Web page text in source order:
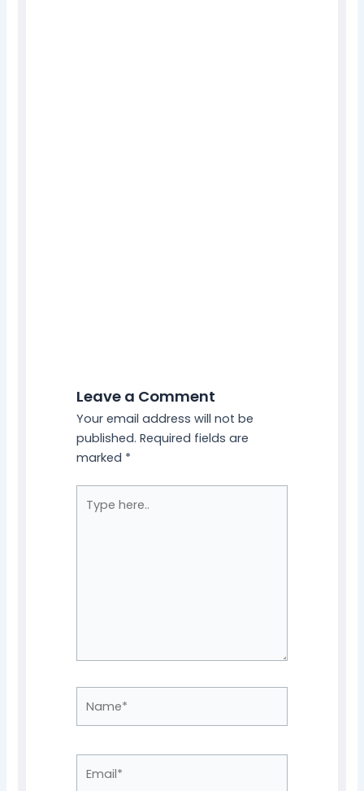
Leave a Comment
Your email address will not be
published. Required fields are
marked *
here..